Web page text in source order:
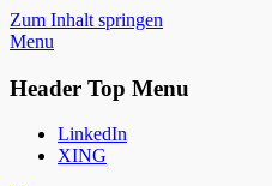
Zum Inhalt springen
Menu
Header Top Menu
LinkedIn
XING